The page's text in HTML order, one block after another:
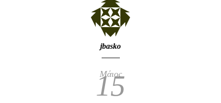
jbasko
Μάιος
15